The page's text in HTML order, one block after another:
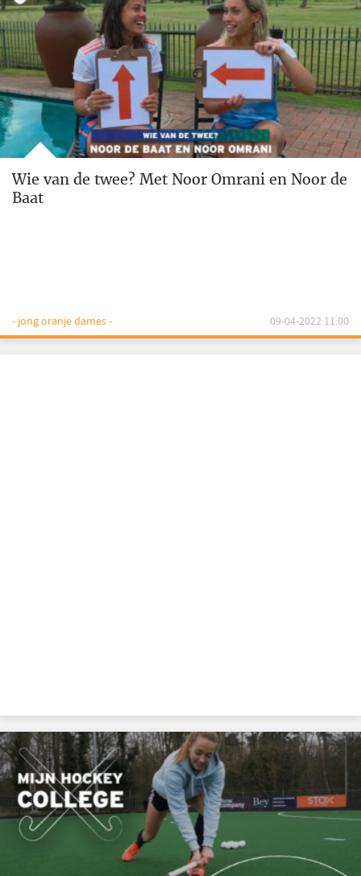
Wie van de twee? Met Noor Omrani en Noor de
Baat
- jong oranje dames - 09-04-2022 11:00